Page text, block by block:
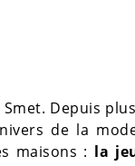
Depuis
de la
maisons : la